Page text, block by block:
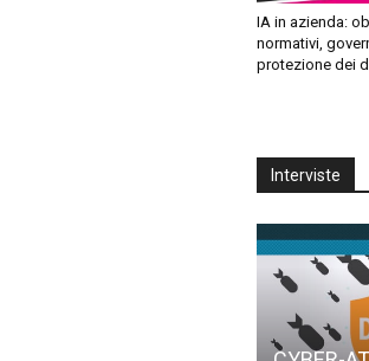
IA in azienda:
normativi,
protezione dei
Interviste